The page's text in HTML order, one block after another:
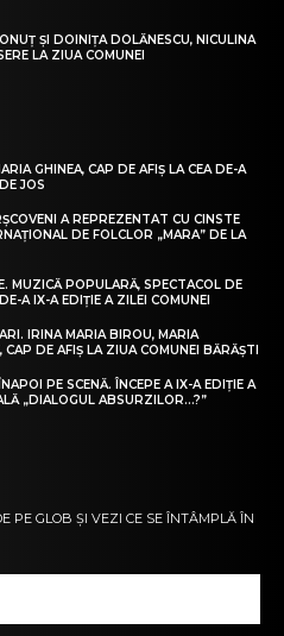
ȘI DOINIȚA DOLĂNESCU, NICULINA
LA ZIUA COMUNEI
GHINEA, CAP DE AFIȘ LA CEA DE-A
JOS
A REPREZENTAT CU CINSTE
DE FOLCLOR „MARA” DE LA
MUZICĂ POPULARĂ, SPECTACOL DE
A IX-A EDIȚIE A ZILEI COMUNEI
IRINA MARIA BIROU, MARIA
DE AFIȘ LA ZIUA COMUNEI BĂRĂȘTI
PE SCENĂ. ÎNCEPE A IX-A EDIȚIE A
„DIALOGUL ABSURZILOR…?”
PE GLOB ȘI VEZI CE SE ÎNTÂMPLĂ ÎN